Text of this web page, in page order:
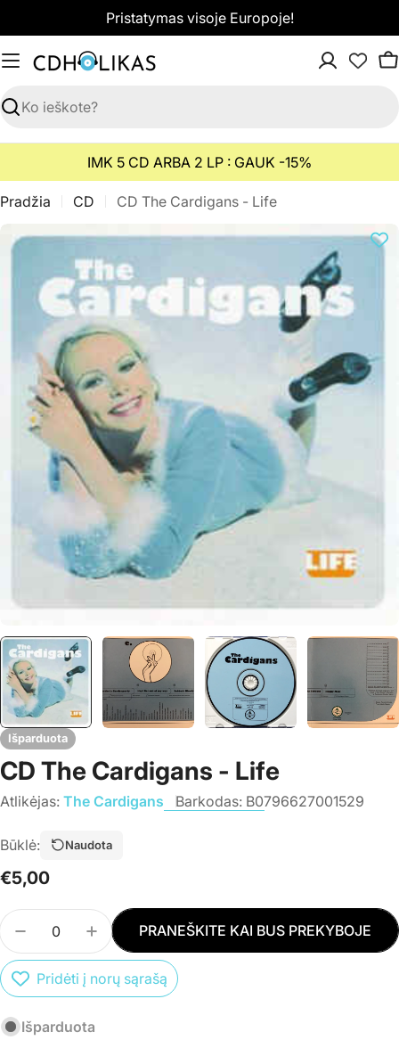
prie
turinio
Pristatymas visoje Europoje!
Paieška
IMK 5 CD ARBA 2 LP : GAUK -15%
Pradžia CD CD The Cardigans - Life
Išparduota
CD The Cardigans - Life
Atlikėjas: The Cardigans Barkodas: B0796627001529
Būklė: Naudota
Įprasta
€5,00
Kiekis
SUMAŽINTI PREKĖS CD THE CARDIGANS - LIFE
PADIDINTI PREKĖS CD THE
PRANEŠKITE KAI BUS PREKYBOJE
Pridėti į norų sąrašą
Išparduota